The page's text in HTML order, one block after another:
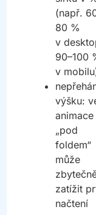
(např.
80 %
v
90–100
v
výšku:
animace
„pod
foldem“
může
zatížit
načtení